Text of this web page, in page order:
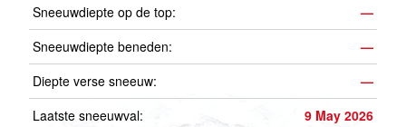
Sneeuwdiepte op de top:
—
Sneeuwdiepte beneden:
—
Diepte verse sneeuw:
—
Laatste sneeuwval:
9 May 2026